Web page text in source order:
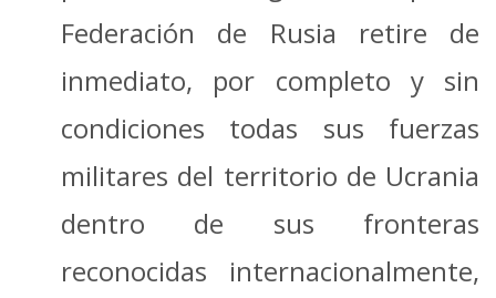
Federación de Rusia retire de
inmediato, por completo y sin
condiciones todas sus fuerzas
militares del territorio de Ucrania
dentro de sus fronteras
reconocidas internacionalmente,